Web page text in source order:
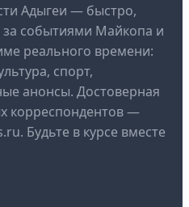
Адыгеи — быстро,
за событиями Майкопа и
реального времени:
спорт,
анонсы. Достоверная
корреспондентов —
Будьте в курсе вместе